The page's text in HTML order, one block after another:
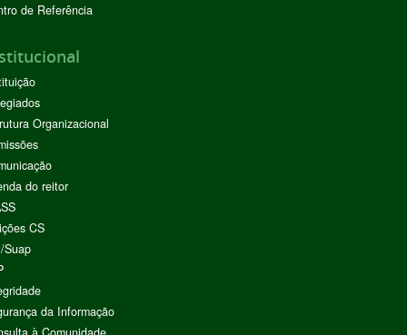
de Referência
Organizacional
do reitor
CS
Suap
da Informação